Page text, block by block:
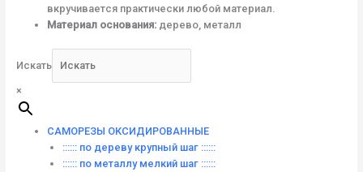
вкручивается практически любой материал.
Материал основания:дерево, металл
Искать
×
САМОРЕЗЫ ОКСИДИРОВАННЫЕ
:::::: по дереву крупный шаг ::::::
:::::: по металлу мелкий шаг ::::::